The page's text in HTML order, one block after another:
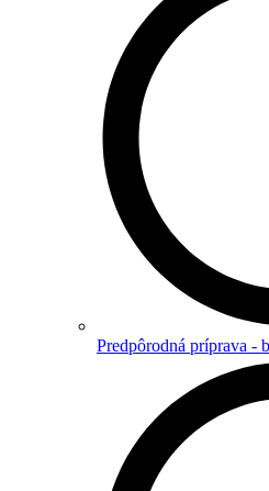
Predpôrodná príprava -